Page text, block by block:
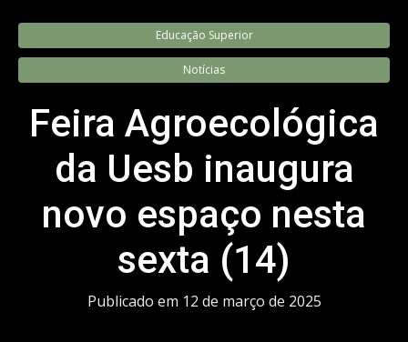
Educação Superior
Notícias
Feira Agroecológica
da Uesb inaugura
novo espaço nesta
sexta (14)
Publicado em 12 de março de 2025